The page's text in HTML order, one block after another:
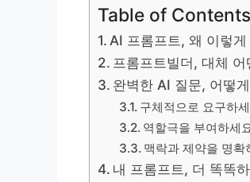
Table of Contents
AI 프롬프트, 왜 이렇
프롬프트빌더, 대체
완벽한 AI 질문, 어떻
구체적으로 요구하
역할극을 부여하세
맥락과 제약을 명확
내 프롬프트, 더 똑똑